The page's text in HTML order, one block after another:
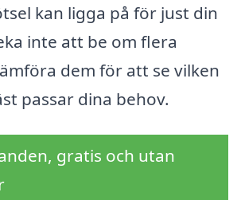
kan ligga på för just din
inte att be om flera
dem för att se vilken
passar dina behov.
gratis och utan